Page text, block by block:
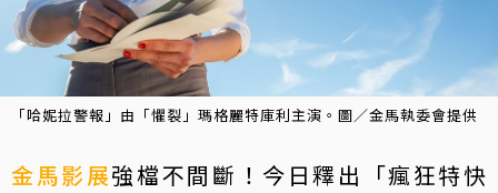
「哈妮拉警報」由「懼裂」瑪格麗特庫利主演。圖／金馬執委會提供
金馬影展強檔不間斷！今日釋出「瘋狂特快